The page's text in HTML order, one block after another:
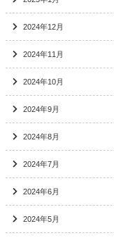
2024年12月
2024年11月
2024年10月
2024年9月
2024年8月
2024年7月
2024年6月
2024年5月